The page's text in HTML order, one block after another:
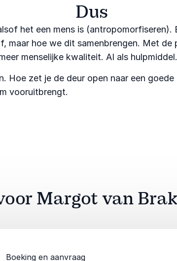
Dus
het een mens is
maar hoe we dit samenbrengen. Met
menselijke kwaliteit. AI als
zet je de deur open naar een
vooruitbrengt.
Margot van
Boeking en aanvraag